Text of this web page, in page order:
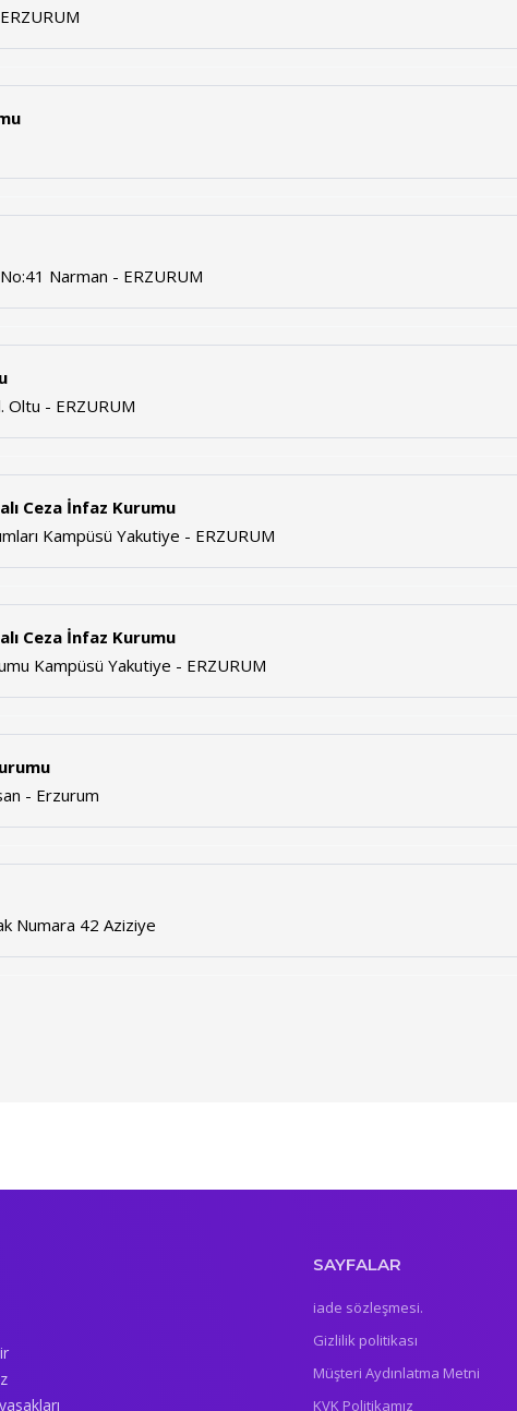
Narman - ERZURUM
Oltu - ERZURUM
Ceza İnfaz Kurumu
Kampüsü Yakutiye - ERZURUM
Ceza İnfaz Kurumu
Kampüsü Yakutiye - ERZURUM
- Erzurum
Numara 42 Aziziye
SAYFALAR
iade sözleşmesi.
Gizlilik politikası
Müşteri Aydınlatma Metni
KVK Politikamız